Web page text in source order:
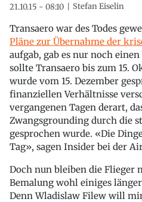
21.10.15 - 08:10 Stefan Eiselin
Transaero war des Todes
Pläne zur Übernahme der
aufgab, gab es nur noch
sollte Transaero bis zum 15.
wurde vom 15. Dezember
finanziellen Verhältnisse
vergangenen Tagen derart,
Zwangsgrounding durch die
gesprochen wurde. «Die
Tag», sagen Insider bei der
Doch nun bleiben die Flieger
Bemalung wohl einiges
Denn Wladislaw Filew will